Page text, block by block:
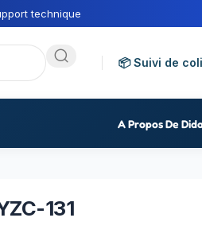
technique
📦 Suivi de
A Propos De
131